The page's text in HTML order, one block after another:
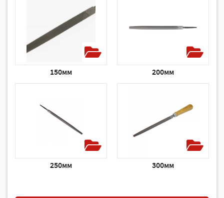
150мм 200мм
250мм 300мм